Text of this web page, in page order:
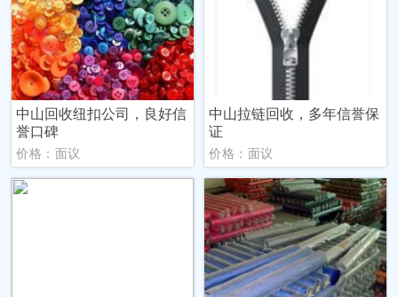
中山回收纽扣公司，良好信
誉口碑
价格：面议
中山拉链回收，多年信誉保
证
价格：面议